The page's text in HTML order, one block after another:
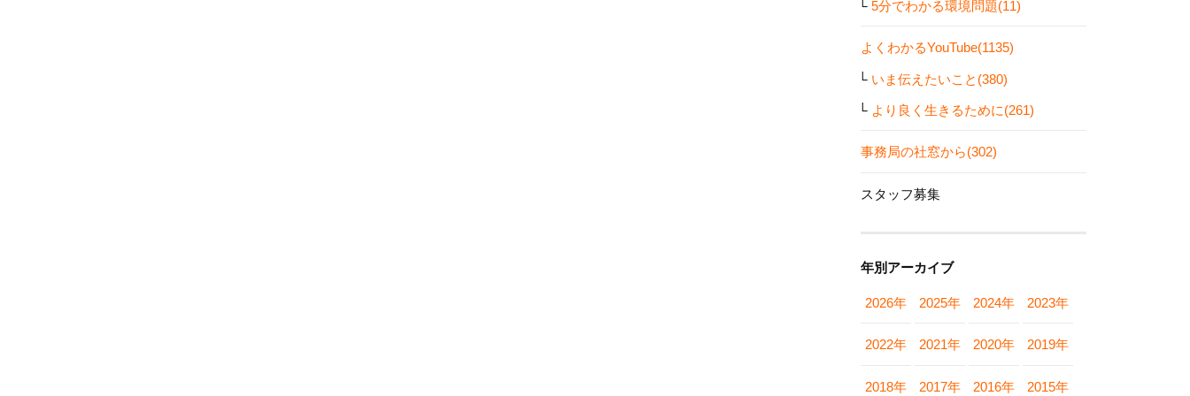
5分でわかる環境問題(11)
よくわかるYouTube(1135)
いま伝えたいこと(380)
より良く生きるために(261)
事務局の社窓から(302)
スタッフ募集
年別アーカイブ
2026年 2025年 2024年 2023年
2022年 2021年 2020年 2019年
2018年 2017年 2016年 2015年